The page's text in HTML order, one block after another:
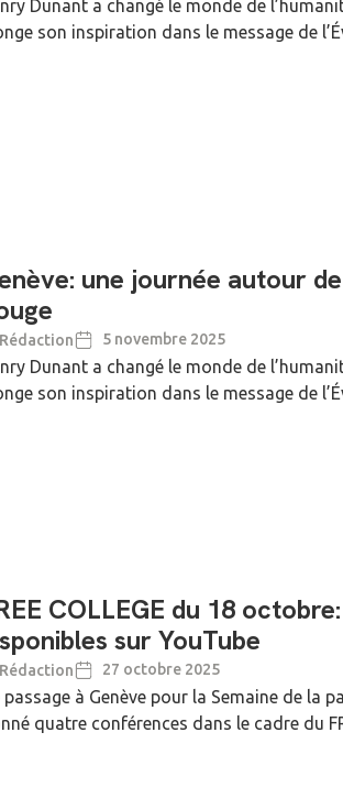
Dunant a changé le monde de
son inspiration dans le message de
une journée autour
Rédaction 5 novembre 2025
Dunant a changé le monde de
son inspiration dans le message de
COLLEGE du 18
sur YouTube
Rédaction 27 octobre 2025
passage à Genève pour la Semaine de la
quatre conférences dans le cadre du